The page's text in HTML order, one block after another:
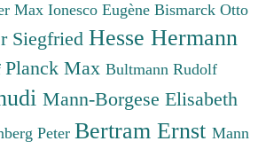
Max Ionesco Eugène Bismarck Otto
Siegfried Hesse Hermann
Planck Max Bultmann Rudolf
Mann-Borgese Elisabeth
Peter Bertram Ernst Mann